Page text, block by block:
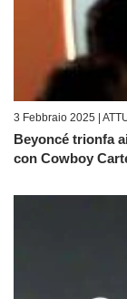
3 Febbraio 2025 |
Beyoncé trionfa
con Cowboy